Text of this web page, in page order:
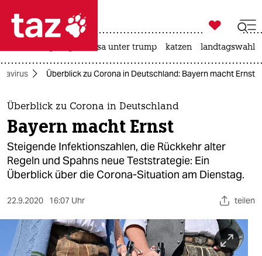
 taz zahl ich
taz zahl ich
themen
politik
öko
sport

taz zahl ich
usa unter trump katzen landtagswahl
Überblick zu Corona in Deutschland: Bayern macht Ernst
Überblick zu Corona in Deutschland
Bayern macht Ernst
Steigende Infektionszahlen, die Rückkehr alter
Regeln und Spahns neue Teststrategie: Ein
Überblick über die Corona-Situation am Dienstag.
22.9.2020 16:07 Uhr teilen